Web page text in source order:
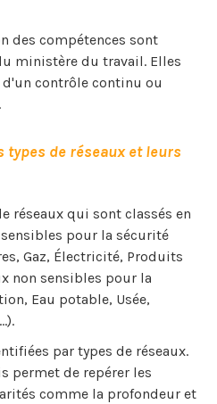
des compétences sont
ministère du travail. Elles
contrôle continu ou
de réseaux et leurs
réseaux qui sont classés en
pour la sécurité
Gaz, Électricité, Produits
non sensibles pour la
Eau potable, Usée,
par types de réseaux.
permet de repérer les
comme la profondeur et